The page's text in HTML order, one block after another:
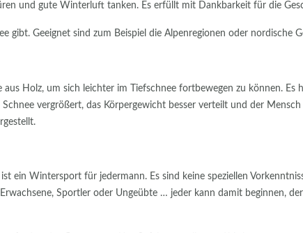
und gute Winterluft tanken. Es erfüllt mit Dankbarkeit für die
gibt. Geeignet sind zum Beispiel die Alpenregionen oder nordische
Holz, um sich leichter im Tiefschnee fortbewegen zu können. Es
vergrößert, das Körpergewicht besser verteilt und der
ein Wintersport für jedermann. Es sind keine speziellen
Sportler oder Ungeübte … jeder kann damit beginnen,